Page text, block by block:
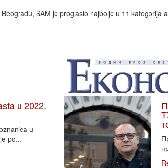
SAM je proglasio najbolje u 11 kategorija
u 2022.
u
po...